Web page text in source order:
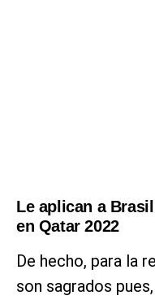
Le aplican a
en Qatar 2022
De hecho, para la
son sagrados